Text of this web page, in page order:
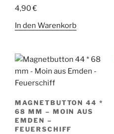
4,90€
In den Warenkorb
MAGNETBUTTON 44 *
68 MM – MOIN AUS
EMDEN –
FEUERSCHIFF